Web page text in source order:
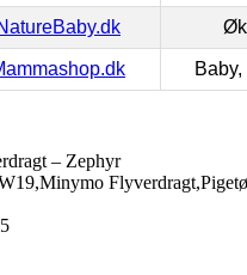
– Zephyr